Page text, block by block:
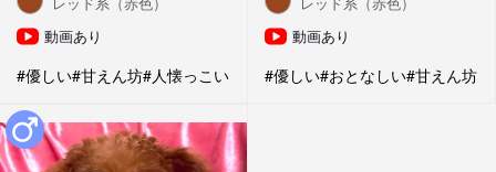
動画あり
#優しい#甘えん坊#人懐っこい
動画あり
#優しい#おとなしい#甘えん坊